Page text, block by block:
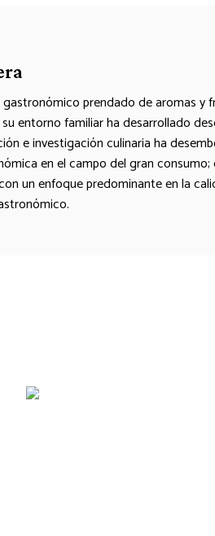
prendado de aromas y
entorno familiar ha desarrollado
e investigación culinaria ha
en el campo del gran consumo;
un enfoque predominante en la